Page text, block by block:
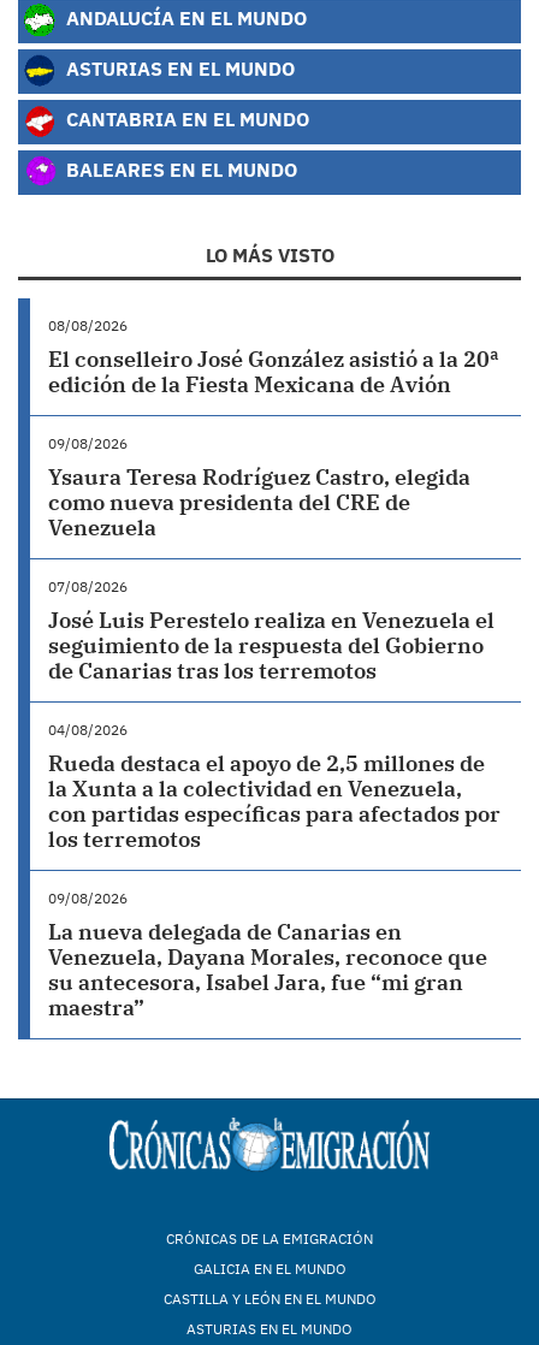
ANDALUCÍA EN EL MUNDO
ASTURIAS EN EL MUNDO
CANTABRIA EN EL MUNDO
BALEARES EN EL MUNDO
LO MÁS VISTO
08/08/2026
El conselleiro José González asistió a la 20ª
edición de la Fiesta Mexicana de Avión
09/08/2026
Ysaura Teresa Rodríguez Castro, elegida
como nueva presidenta del CRE de
Venezuela
07/08/2026
José Luis Perestelo realiza en Venezuela el
seguimiento de la respuesta del Gobierno
de Canarias tras los terremotos
04/08/2026
Rueda destaca el apoyo de 2,5 millones de
la Xunta a la colectividad en Venezuela,
con partidas específicas para afectados por
los terremotos
09/08/2026
La nueva delegada de Canarias en
Venezuela, Dayana Morales, reconoce que
su antecesora, Isabel Jara, fue “mi gran
maestra”
CRÓNICAS DE LA EMIGRACIÓN
GALICIA EN EL MUNDO
CASTILLA Y LEÓN EN EL MUNDO
ASTURIAS EN EL MUNDO